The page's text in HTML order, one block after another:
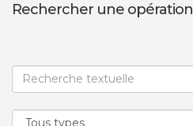
Rechercher une opération